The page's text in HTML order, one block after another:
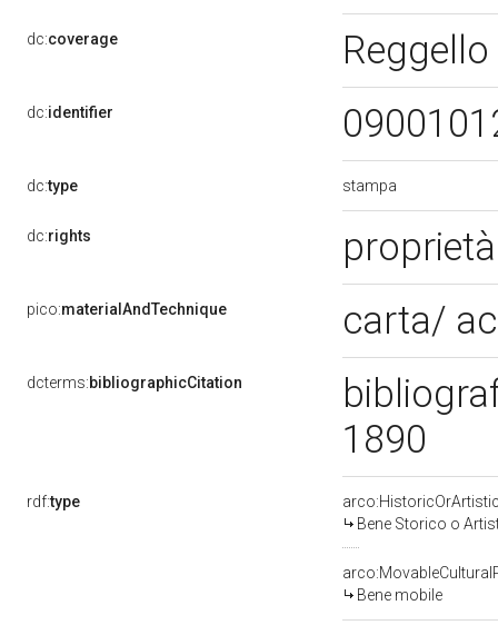
dc:coverage
dc:identifier
dc:type stampa
dc:rights
pico:materialAndTechnique carta/
dcterms:bibliographicCitation
1890
rdf:type
Bene Storico o
Bene mobile